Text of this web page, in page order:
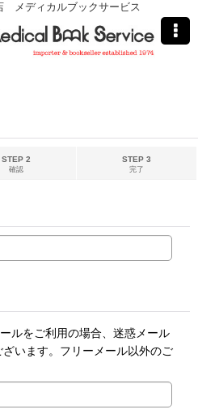
メディカルブックサービス
STEP 2
確認
STEP 3
完了
ルをご利用の場合、迷惑メール
います。フリーメール以外のご